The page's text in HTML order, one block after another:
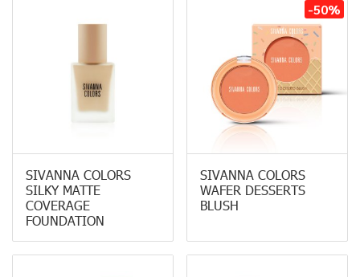
SIVANNA COLORS
SILKY MATTE
COVERAGE
FOUNDATION
-50%
SIVANNA COLORS
WAFER DESSERTS
BLUSH